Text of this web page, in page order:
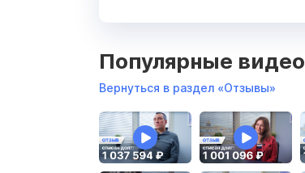
Популярные видео
Вернуться в раздел «Отзывы»